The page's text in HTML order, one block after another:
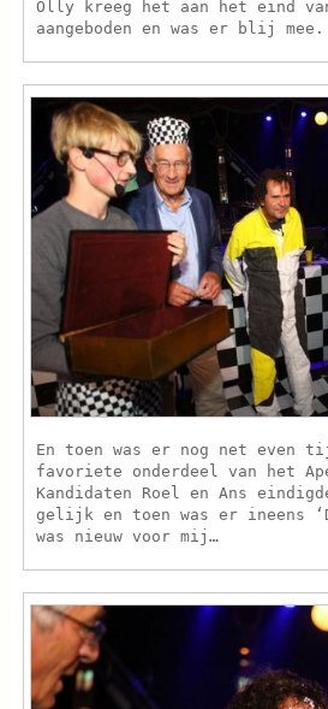
Olly kreeg het aan het eind
aangeboden en was er blij mee.
En toen was er nog net even
favoriete onderdeel van het
Kandidaten Roel en Ans
gelijk en toen was er ineens
was nieuw voor mij…